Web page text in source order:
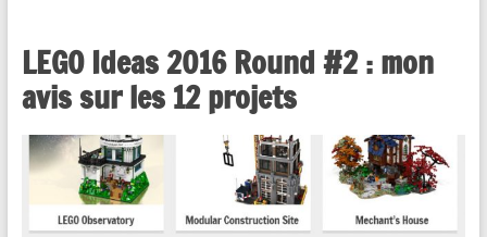
LEGO Ideas 2016 Round #2 : mon
avis sur les 12 projets